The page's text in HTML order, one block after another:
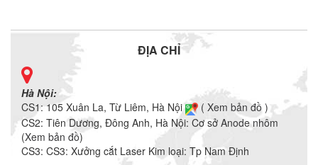
ĐỊA CHỈ
Hà Nội:
CS1: 105 Xuân La, Từ Liêm, Hà Nội
( Xem bản đồ )
CS2: Tiên Dương, Đông Anh, Hà Nội: Cơ sở Anode nhôm
(Xem bản đồ)
CS3: CS3: Xưởng cắt Laser Kim loại: Tp Nam Định